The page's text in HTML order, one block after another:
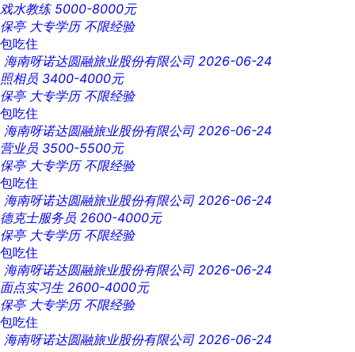
戏水教练 5000-8000元
保亭 大专学历 不限经验
包吃住
海南呀诺达圆融旅业股份有限公司 2026-06-24
照相员 3400-4000元
保亭 大专学历 不限经验
包吃住
海南呀诺达圆融旅业股份有限公司 2026-06-24
营业员 3500-5500元
保亭 大专学历 不限经验
包吃住
海南呀诺达圆融旅业股份有限公司 2026-06-24
德克士服务员 2600-4000元
保亭 大专学历 不限经验
包吃住
海南呀诺达圆融旅业股份有限公司 2026-06-24
面点实习生 2600-4000元
保亭 大专学历 不限经验
包吃住
海南呀诺达圆融旅业股份有限公司 2026-06-24